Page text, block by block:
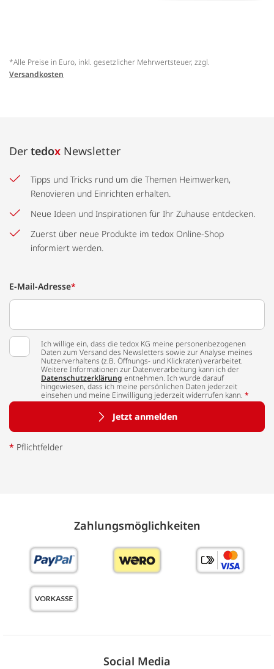
*Alle Preise in Euro, inkl. gesetzlicher Mehrwertsteuer, zzgl.
Versandkosten
Der tedox Newsletter
Tipps und Tricks rund um die Themen Heimwerken,
Renovieren und Einrichten erhalten.
Neue Ideen und Inspirationen für Ihr Zuhause entdecken.
Zuerst über neue Produkte im tedox Online-Shop
informiert werden.
E-Mail-Adresse*
Ich willige ein, dass die tedox KG meine personenbezogenen
Daten zum Versand des Newsletters sowie zur Analyse meines
Nutzerverhaltens (z.B. Öffnungs- und Klickraten) verarbeitet.
Weitere Informationen zur Datenverarbeitung kann ich der
Datenschutzerklärung entnehmen. Ich wurde darauf
hingewiesen, dass ich meine persönlichen Daten jederzeit
einsehen und meine Einwilligung jederzeit widerrufen kann. *
Jetzt anmelden
* Pflichtfelder
Zahlungs­möglich­keiten
Social Media